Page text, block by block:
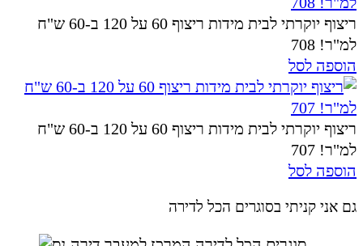
ריצוף יוקרתי לבית מידות ריצוף 60 על 120 ב-60 ש"ח
למ"ר! 708
הוספה לסל
ריצוף יוקרתי לבית מידות ריצוף 60 על 120 ב-60 ש"ח
למ"ר! 707
הוספה לסל
גם אני קניתי בסוגרים הכל לדירה